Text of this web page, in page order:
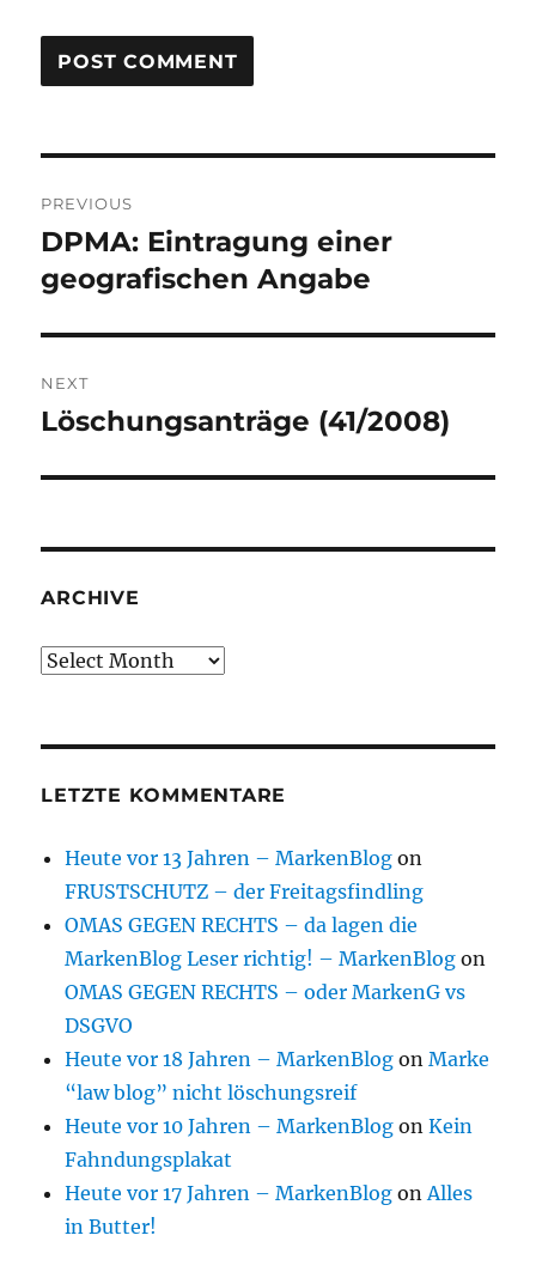
navigation
PREVIOUS
Previous
post:
DPMA: Eintragung einer
geografischen Angabe
NEXT
Next
Löschungsanträge (41/2008)
ARCHIVE
Archive
LETZTE KOMMENTARE
Heute vor 13 Jahren – MarkenBlog on
FRUSTSCHUTZ – der Freitagsfindling
OMAS GEGEN RECHTS – da lagen die
MarkenBlog Leser richtig! – MarkenBlog on
OMAS GEGEN RECHTS – oder MarkenG vs
DSGVO
Heute vor 18 Jahren – MarkenBlog onMarke
“law blog” nicht löschungsreif
Heute vor 10 Jahren – MarkenBlog onKein
Fahndungsplakat
Heute vor 17 Jahren – MarkenBlog onAlles
in Butter!